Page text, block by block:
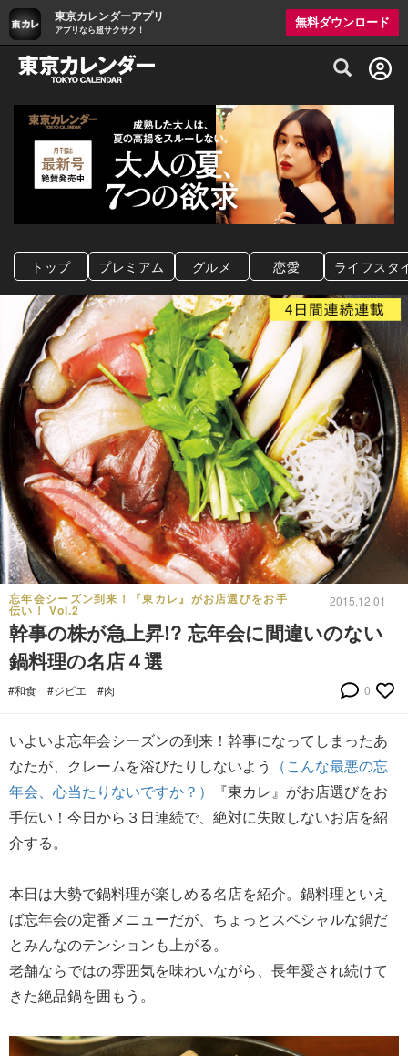
東京カレンダーアプリ
アプリなら超サクサク！
無料ダウンロード
グルメ情報・プレミアムレストラン予約
トップ プレミアム グルメ 恋愛 ライフスタ
忘年会シーズン到来！『東カレ』がお店選びをお手
伝い！ Vol.2
2015.12.01
幹事の株が急上昇!? 忘年会に間違いのない
鍋料理の名店４選
#和食 #ジビエ #肉 0
いよいよ忘年会シーズンの到来！幹事になってしまったあ
なたが、クレームを浴びたりしないよう
（こんな最悪の忘
年会、心当たりないですか？）
『東カレ』がお店選びをお
手伝い！今日から３日連続で、絶対に失敗しないお店を紹
介する。
本日は大勢で鍋料理が楽しめる名店を紹介。鍋料理といえ
ば忘年会の定番メニューだが、ちょっとスペシャルな鍋だ
とみんなのテンションも上がる。
老舗ならではの雰囲気を味わいながら、長年愛され続けて
きた絶品鍋を囲もう。